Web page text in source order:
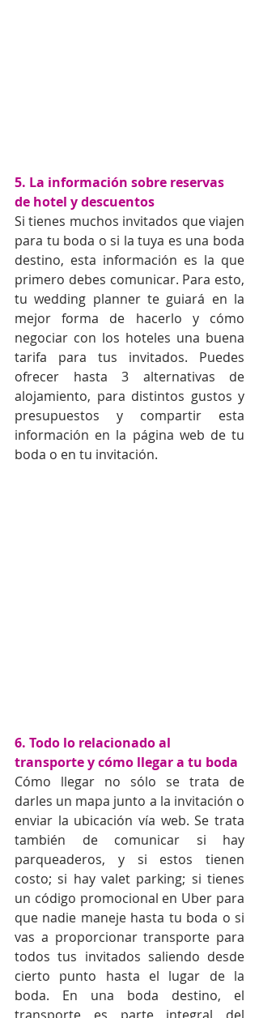
5. La información sobre reservas
de hotel y descuentos
Si tienes muchos invitados que viajen
para tu boda o si la tuya es una boda
destino, esta información es la que
primero debes comunicar. Para esto,
tu wedding planner te guiará en la
mejor forma de hacerlo y cómo
negociar con los hoteles una buena
tarifa para tus invitados. Puedes
ofrecer hasta 3 alternativas de
alojamiento, para distintos gustos y
presupuestos y compartir esta
información en la página web de tu
boda o en tu invitación.
6. Todo lo relacionado al
transporte y cómo llegar a tu boda
Cómo llegar no sólo se trata de
darles un mapa junto a la invitación o
enviar la ubicación vía web. Se trata
también de comunicar si hay
parqueaderos, y si estos tienen
costo; si hay valet parking; si tienes
un código promocional en Uber para
que nadie maneje hasta tu boda o si
vas a proporcionar transporte para
todos tus invitados saliendo desde
cierto punto hasta el lugar de la
boda. En una boda destino, el